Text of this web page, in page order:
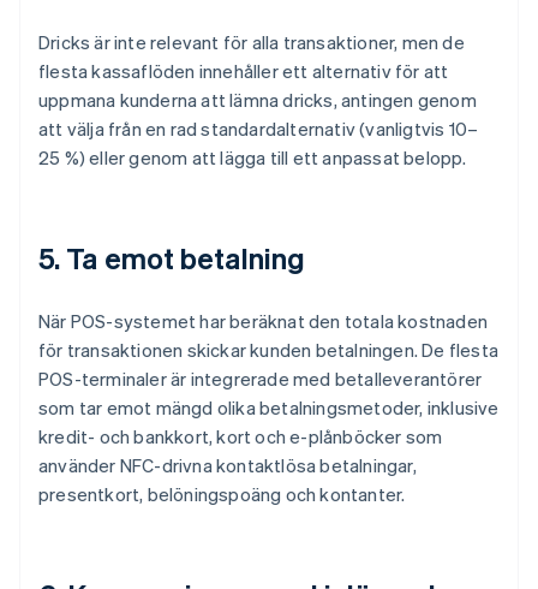
Dricks är inte relevant för alla transaktioner, men de
flesta kassaflöden innehåller ett alternativ för att
uppmana kunderna att lämna dricks, antingen genom
att välja från en rad standardalternativ (vanligtvis 10–
25 %) eller genom att lägga till ett anpassat belopp.
5. Ta emot betalning
När POS-systemet har beräknat den totala kostnaden
för transaktionen skickar kunden betalningen. De flesta
POS-terminaler är integrerade med betalleverantörer
som tar emot mängd olika betalningsmetoder, inklusive
kredit- och bankkort, kort och e-plånböcker som
använder NFC-drivna kontaktlösa betalningar,
presentkort, belöningspoäng och kontanter.